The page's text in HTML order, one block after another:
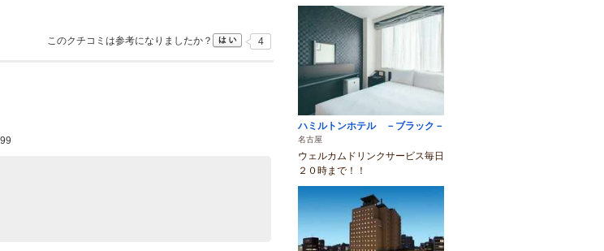
このクチコミは参考になりましたか？ 4
ハミルトンホテル －ブラック－
名古屋
ウェルカムドリンクサービス毎日
２０時まで！！